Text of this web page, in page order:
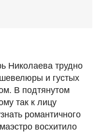
Николаева трудно
и густых
В подтянутом
так к лицу
романтичного
восхитило